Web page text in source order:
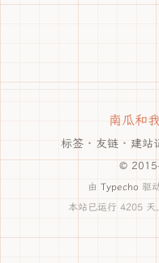
南瓜和
标签 · 友链 · 建站
©
由 Typecho 驱
本站已运行 4205